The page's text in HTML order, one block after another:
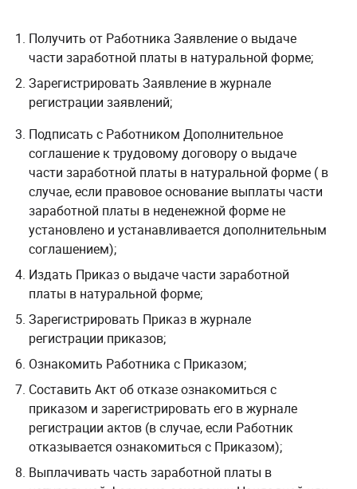
Получить от Работника Заявление о выдаче
части заработной платы в натуральной форме;
Зарегистрировать Заявление в журнале
регистрации заявлений;
Подписать с Работником Дополнительное
соглашение к трудовому договору о выдаче
части заработной платы в натуральной форме ( в
случае, если правовое основание выплаты части
заработной платы в неденежной форме не
установлено и устанавливается дополнительным
соглашением);
Издать Приказ о выдаче части заработной
платы в натуральной форме;
Зарегистрировать Приказ в журнале
регистрации приказов;
Ознакомить Работника с Приказом;
Составить Акт об отказе ознакомиться с
приказом и зарегистрировать его в журнале
регистрации актов (в случае, если Работник
отказывается ознакомиться с Приказом);
Выплачивать часть заработной платы в